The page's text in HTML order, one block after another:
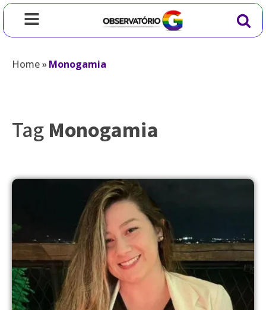
Home»Monogamia
TagMonogamia